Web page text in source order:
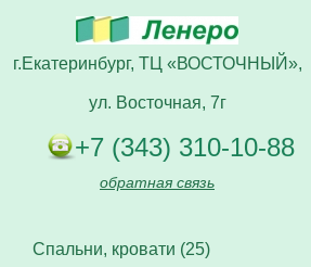
г.Екатеринбург, ТЦ «ВОСТОЧНЫЙ»,
ул. Восточная, 7г
+7 (343) 310-10-88
обратная связь
Спальни, кровати (25)